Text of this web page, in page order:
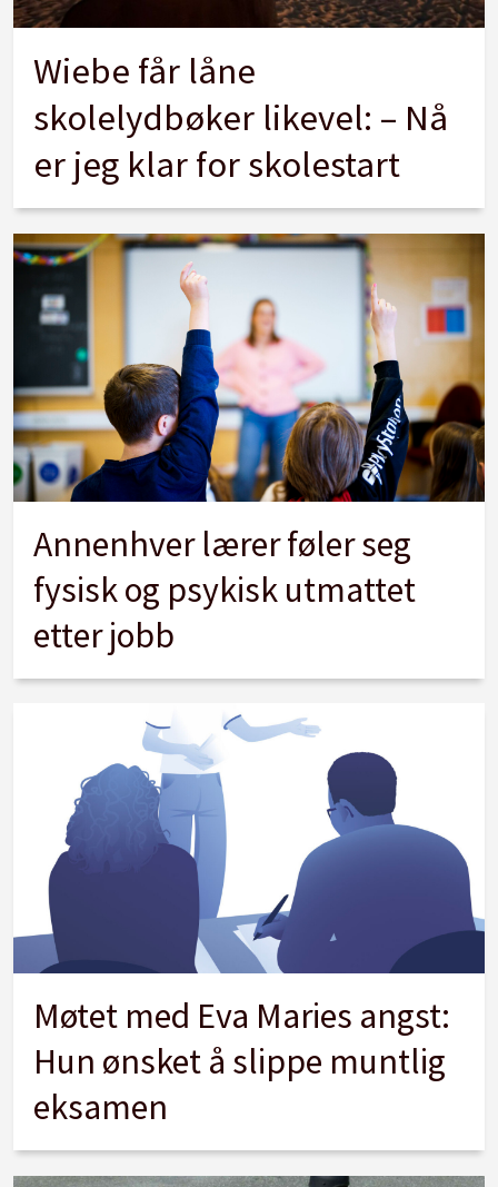
Wiebe får låne
skolelydbøker likevel: – Nå
er jeg klar for skolestart
Annenhver lærer føler seg
fysisk og psykisk utmattet
etter jobb
Møtet med Eva Maries angst:
Hun ønsket å slippe muntlig
eksamen